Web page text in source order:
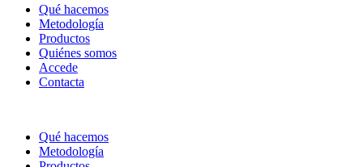
Qué hacemos
Metodología
Productos
Quiénes somos
Accede
Contacta
Qué hacemos
Metodología